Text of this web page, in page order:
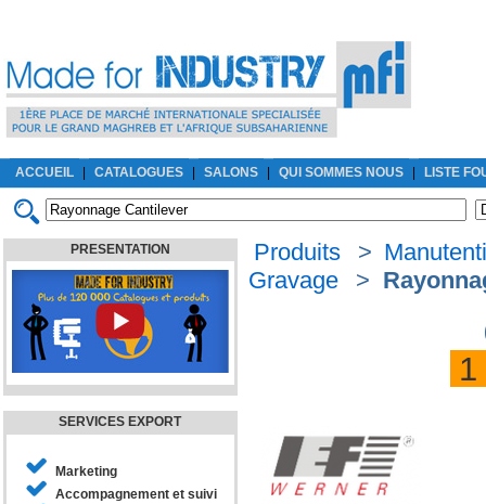
ACCUEIL CATALOGUES SALONS QUI SOMMES NOUS LISTE
PRESENTATION
SERVICES EXPORT
Marketing
Accompagnement et suivi
Produits >
Gravage
>